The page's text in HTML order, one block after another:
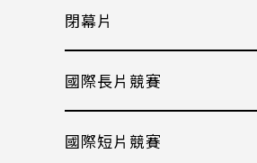
閉幕片
國際長片競賽
國際短片競賽